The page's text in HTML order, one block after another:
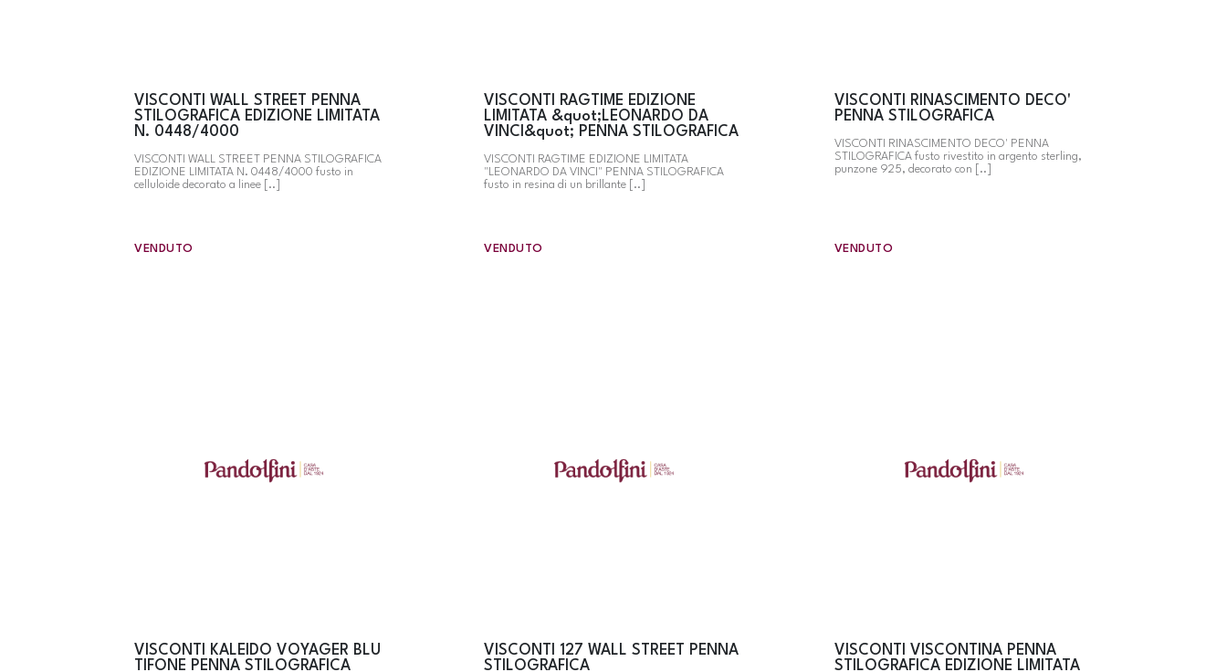
VISCONTI WALL STREET PENNA
STILOGRAFICA EDIZIONE LIMITATA
N. 0448/4000
VISCONTI WALL STREET PENNA STILOGRAFICA
EDIZIONE LIMITATA N. 0448/4000 fusto in
celluloide decorato a linee [..]
VENDUTO
VISCONTI RAGTIME EDIZIONE
LIMITATA &quot;LEONARDO DA
VINCI&quot; PENNA STILOGRAFICA
VISCONTI RAGTIME EDIZIONE LIMITATA
"LEONARDO DA VINCI" PENNA STILOGRAFICA
fusto in resina di un brillante [..]
VENDUTO
VISCONTI RINASCIMENTO DECO'
PENNA STILOGRAFICA
VISCONTI RINASCIMENTO DECO' PENNA
STILOGRAFICA fusto rivestito in argento sterling,
punzone 925, decorato con [..]
VENDUTO
VISCONTI KALEIDO VOYAGER BLU
TIFONE PENNA STILOGRAFICA
VISCONTI 127 WALL STREET PENNA
STILOGRAFICA
VISCONTI VISCONTINA PENNA
STILOGRAFICA EDIZIONE LIMITATA